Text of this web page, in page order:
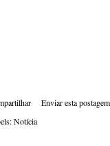
Enviar esta postagem
Notícia